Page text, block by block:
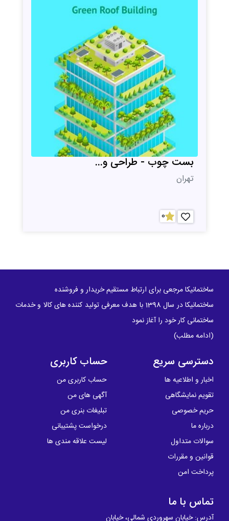
بست چوب - طراحی و...
تهران
0
ساختمانیکا مرجعی برای ارتباط مستقیم خریدار و فروشنده
ساختمانیکا در سال 1398 با هدف معرفی تولید کننده های کالا و خدمات
ساختمانی کار خود را آغاز نمود
(ادامه مطلب)
دسترسی سریع
اخبار و اطلاعیه ها
تقویم نمایشگاهی
حریم خصوصی
درباره ما
سوالات متداول
قوانین و مقررات
پرداخت امن
حساب کاربری
حساب کاربری من
آگهی های من
تبلیغات بنری من
درخواست پشتیبانی
لیست علاقه مندی ها
تماس با ما
آدرس: خیابان سهروردی شمالی، خیابان